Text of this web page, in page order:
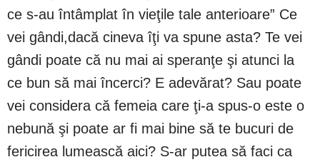
ce s-au întâmplat în vieţile tale anterioare” Ce
vei gândi,dacă cineva îţi va spune asta? Te vei
gândi poate că nu mai ai speranţe şi atunci la
ce bun să mai încerci? E adevărat? Sau poate
vei considera că femeia care ţi-a spus-o este o
nebună şi poate ar fi mai bine să te bucuri de
fericirea lumească aici? S-ar putea să faci ca